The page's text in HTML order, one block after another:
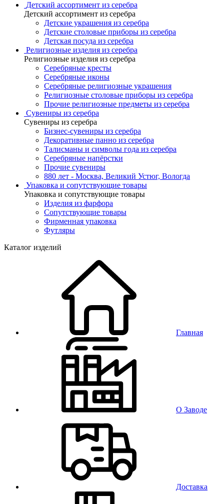
Детский ассортимент из серебра
Детский ассортимент из серебра
Детские украшения из серебра
Детские столовые приборы из серебра
Детская посуда из серебра
Религиозные изделия из серебра
Религиозные изделия из серебра
Серебряные кресты
Серебряные иконы
Серебряные религиозные украшения
Религиозные столовые приборы из серебра
Прочие религиозные предметы из серебра
Сувениры из серебра
Сувениры из серебра
Бизнес-сувениры из серебра
Декоративные панно из серебра
Талисманы и символы года из серебра
Серебряные напёрстки
Прочие сувениры
880 лет - Москва, Великий Устюг, Вологда
Упаковка и сопутствующие товары
Упаковка и сопутствующие товары
Изделия из фарфора
Сопутствующие товары
Фирменная упаковка
Футляры
Каталог изделий
Главная
О Заводе
Доставка